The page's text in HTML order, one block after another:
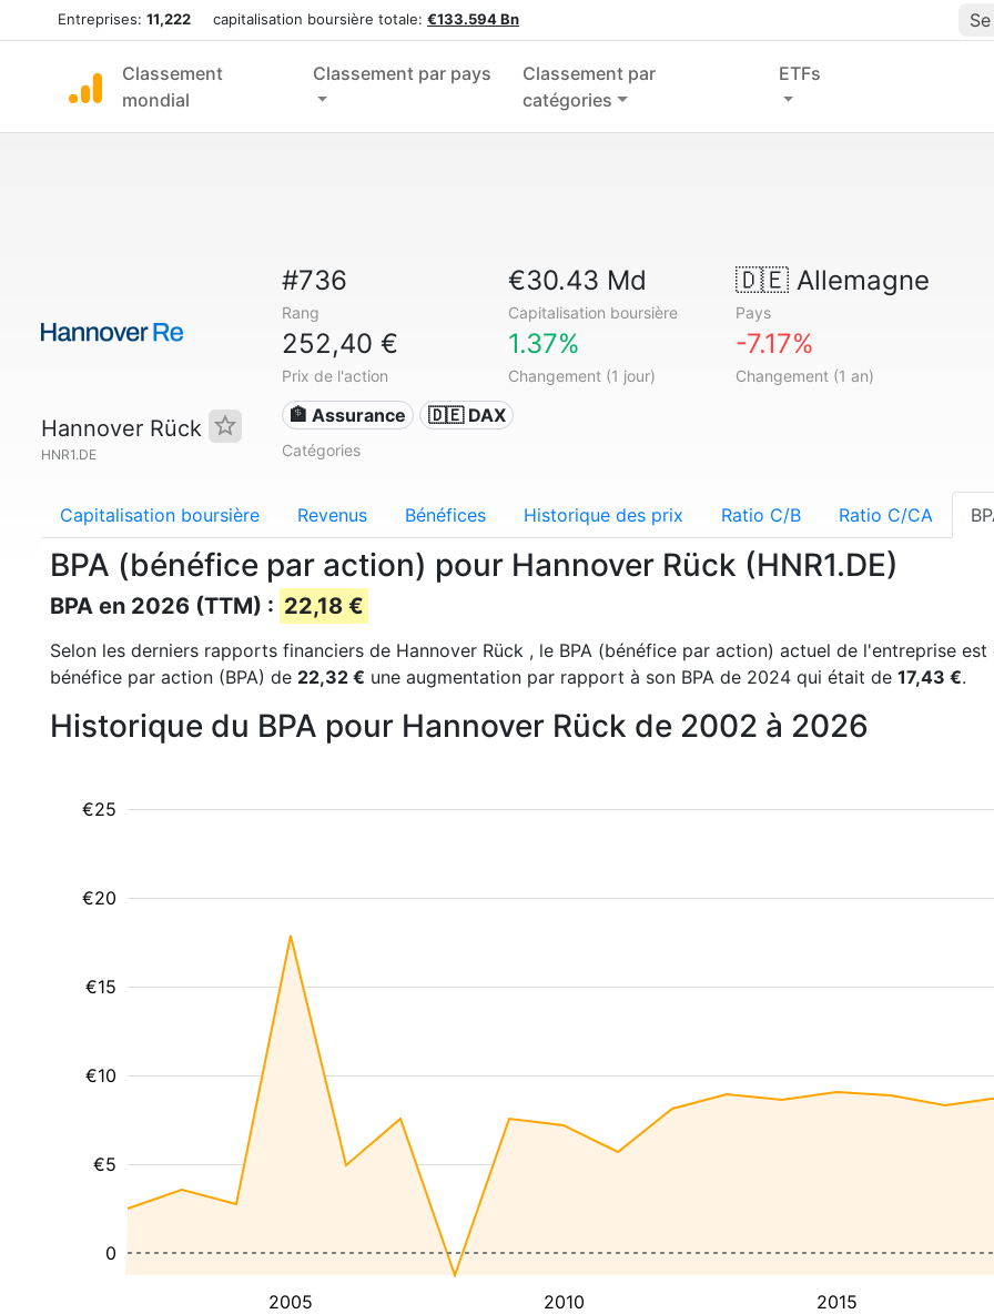
Entreprises: 11,222 capitalisation boursière totale: €133.594 Bn
Classement
mondial
Classement par pays
Classement par
catégories
ETFs
Hannover Rück
HNR1.DE
#736
Rang
€30.43 Md
Capitalisation boursière
🇩🇪Allemagne
Pays
252,40 €
Prix de l'action
1.37%
Changement (1 jour)
-7.17%
Changement (1 an)
🏦 Assurance 🇩🇪 DAX
Catégories
Capitalisation boursière Revenus Bénéfices Historique des prix Ratio C/B Ratio C/CA
BPA (bénéfice par action) pour Hannover Rück (HNR1.DE)
BPA en 2026 (TTM) : 22,18 €
Selon les derniers rapports financiers de Hannover Rück , le BPA (bénéfice par action) actuel de l'entreprise
bénéfice par action (BPA) de 22,32 € une augmentation par rapport à son BPA de 2024 qui était de 17,43 €.
Historique du BPA pour Hannover Rück de 2002 à 2026
2005 2010 2015
€5
€10
€15
€20
€25
0